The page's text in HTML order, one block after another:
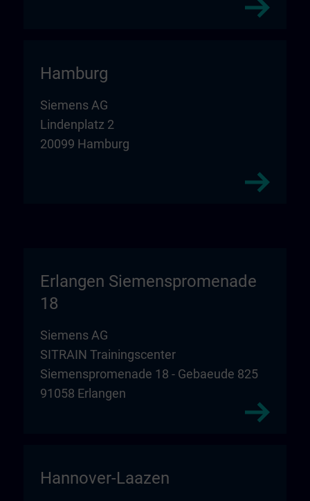
Hamburg
Siemens AG
Lindenplatz 2
20099 Hamburg
Erlangen Siemenspromenade
18
Siemens AG
SITRAIN Trainingscenter
Siemenspromenade 18 - Gebaeude 825
91058 Erlangen
Hannover-Laazen